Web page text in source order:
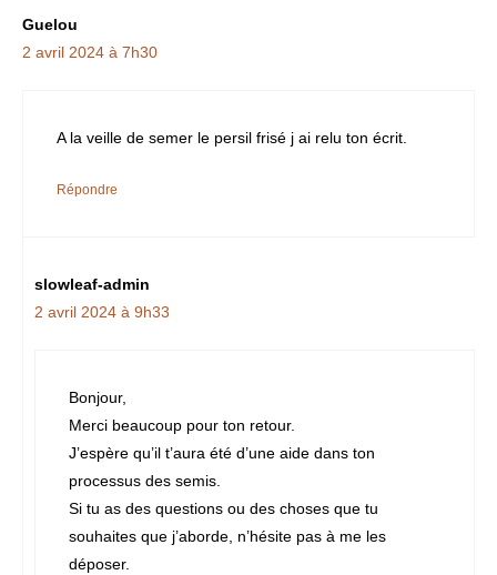
Guelou
2 avril 2024 à 7h30
A la veille de semer le persil frisé j ai relu ton écrit.
Répondre
slowleaf-admin
2 avril 2024 à 9h33
Bonjour,
Merci beaucoup pour ton retour.
J’espère qu’il t’aura été d’une aide dans ton
processus des semis.
Si tu as des questions ou des choses que tu
souhaites que j’aborde, n’hésite pas à me les
déposer.